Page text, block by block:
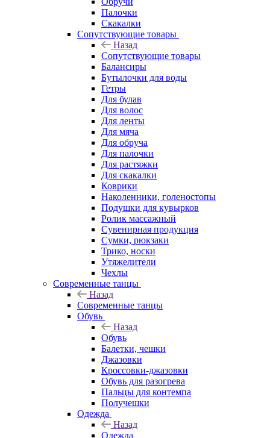
Палочки
Скакалки
Сопутствующие товары
Назад
Сопутствующие товары
Балансиры
Бутылочки для воды
Гетры
Для булав
Для волос
Для ленты
Для мяча
Для обруча
Для палочки
Для растяжки
Для скакалки
Коврики
Наколенники, голеностопы
Подушки для кувырков
Ролик массажный
Сувенирная продукция
Сумки, рюкзаки
Трико, носки
Утяжелители
Чехлы
Современные танцы
Назад
Современные танцы
Обувь
Назад
Обувь
Балетки, чешки
Джазовки
Кроссовки-джазовки
Обувь для разогрева
Пальцы для контемпа
Получешки
Одежда
Назад
Одежда